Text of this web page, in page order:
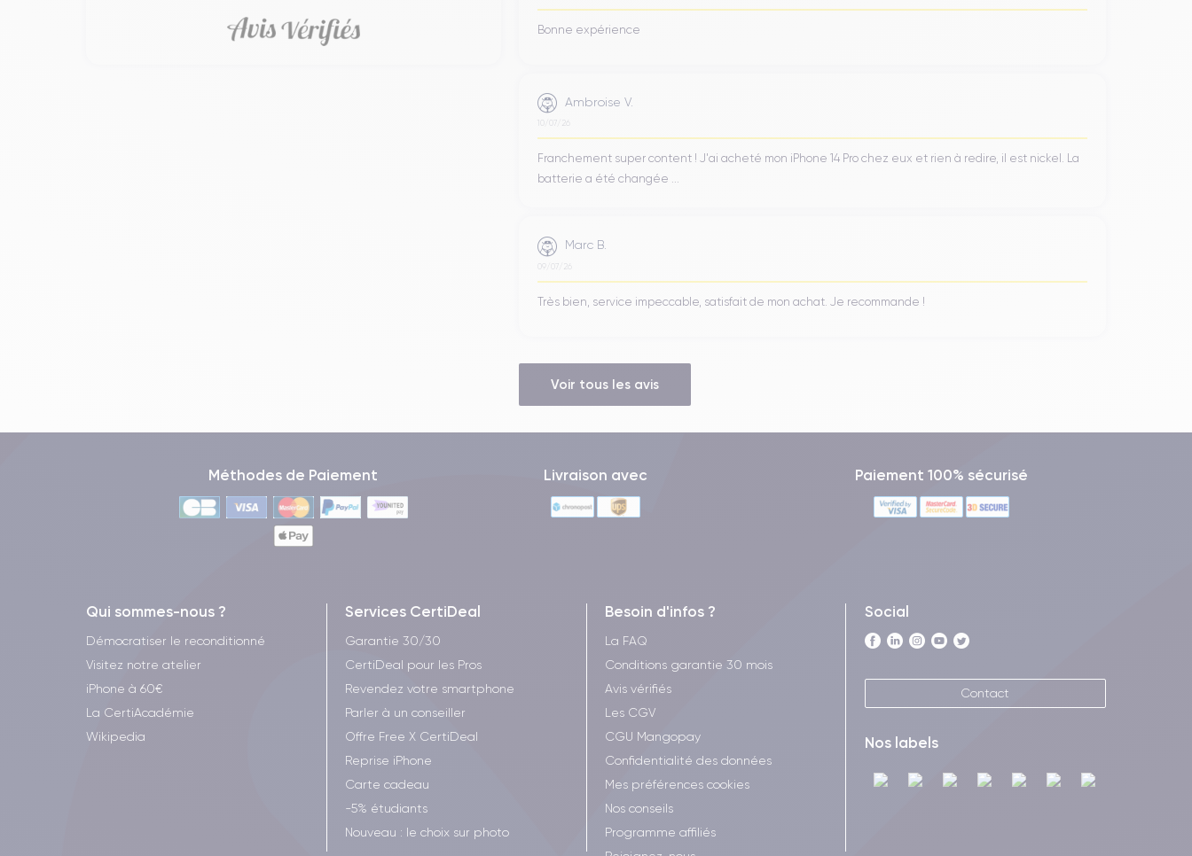
Bonne expérience
Ambroise V.
10/07/26
Franchement super content ! J'ai acheté mon iPhone 14 Pro chez eux et rien à redire, il est nickel. La
batterie a été changée ...
Marc B.
09/07/26
Très bien, service impeccable, satisfait de mon achat. Je recommande !
Voir tous les avis
Méthodes de Paiement Livraison avec Paiement 100% sécurisé
Qui sommes-nous ?
Démocratiser le reconditionné
Visitez notre atelier
iPhone à 60€
La CertiAcadémie
Wikipedia
Services CertiDeal
Garantie 30/30
CertiDeal pour les Pros
Revendez votre smartphone
Parler à un conseiller
Offre Free X CertiDeal
Reprise iPhone
Carte cadeau
-5% étudiants
Nouveau : le choix sur photo
Besoin d'infos ?
La FAQ
Conditions garantie 30 mois
Avis vérifiés
Les CGV
CGU Mangopay
Confidentialité des données
Mes préférences cookies
Nos conseils
Programme affiliés
Social
Contact
Nos labels